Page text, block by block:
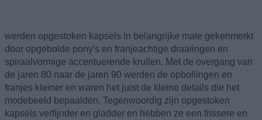
werden opgestoken kapsels in belangrijke mate gekenmerkt
door opgebolde pony's en franjeachtige draaiingen en
spiraalvormige accentuerende krullen. Met de overgang van
de jaren 80 naar de jaren 90 werden de opbollingen en
franjes kleiner en waren het juist de kleine details die het
modebeeld bepaalden. Tegenwoordig zijn opgestoken
kapsels verfijnder en gladder en hebben ze een frissere en